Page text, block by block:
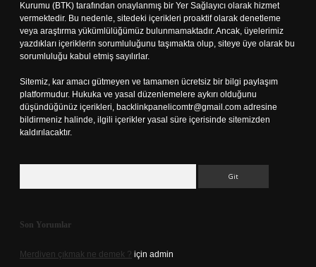
Kurumu (BTK) tarafından onaylanmış bir Yer Sağlayıcı olarak hizmet
vermektedir. Bu nedenle, sitedeki içerikleri proaktif olarak denetleme
veya araştırma yükümlülüğümüz bulunmamaktadır. Ancak, üyelerimiz
yazdıkları içeriklerin sorumluluğunu taşımakta olup, siteye üye olarak bu
sorumluluğu kabul etmiş sayılırlar.
Sitemiz, kar amacı gütmeyen ve tamamen ücretsiz bir bilgi paylaşım
platformudur. Hukuka ve yasal düzenlemelere aykırı olduğunu
düşündüğünüz içerikleri, backlinkpanelicomtr@gmail.com adresine
bildirmeniz halinde, ilgili içerikler yasal süre içerisinde sitemizden
kaldırılacaktır.
Son Yorumlar
Merdiven çıkmak ne demek ? için admin